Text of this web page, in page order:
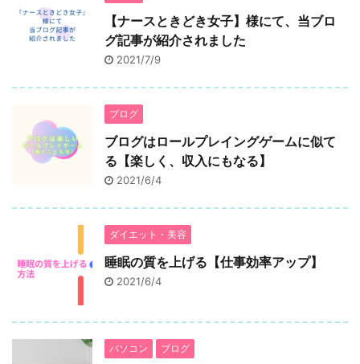
【ナースときどき女子】様にて、当ブロ
グ記事が紹介されました
2021/7/9
ブログ
ブログはロールプレイングゲームに似て
る【楽しく、収入にもなる】
2021/6/4
ダイエット・美容
睡眠の質を上げる【仕事効率アップ】
2021/6/4
パソコン ブログ